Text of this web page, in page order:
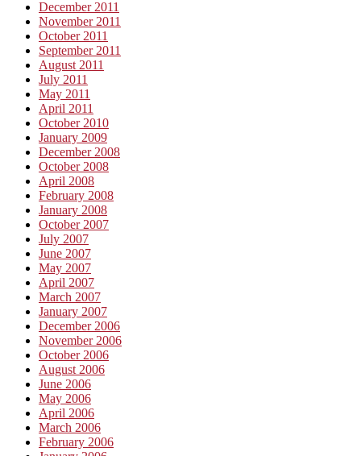
December 2011
November 2011
October 2011
September 2011
August 2011
July 2011
May 2011
April 2011
October 2010
January 2009
December 2008
October 2008
April 2008
February 2008
January 2008
October 2007
July 2007
June 2007
May 2007
April 2007
March 2007
January 2007
December 2006
November 2006
October 2006
August 2006
June 2006
May 2006
April 2006
March 2006
February 2006